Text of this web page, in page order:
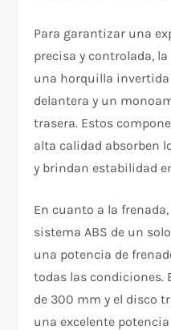
Para garantizar una
precisa y controlada,
una horquilla invertida
delantera y un
trasera. Estos
alta calidad absorben
y brindan estabilidad
En cuanto a la
sistema ABS de un
una potencia de
todas las condiciones.
de 300 mm y el disco
una excelente